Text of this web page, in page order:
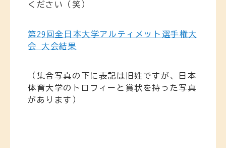
ください（笑）
第29回全日本大学アルティメット選手権大
会 大会結果
（集合写真の下に表記は旧姓ですが、日本
体育大学のトロフィーと賞状を持った写真
があります）